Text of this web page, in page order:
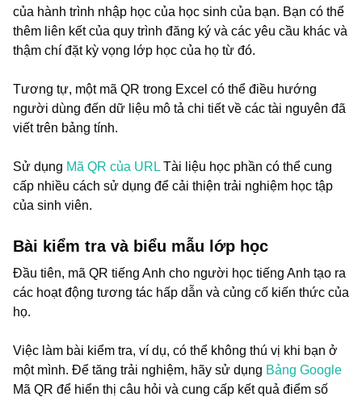
của hành trình nhập học của học sinh của bạn. Bạn có thể
thêm liên kết của quy trình đăng ký và các yêu cầu khác và
thậm chí đặt kỳ vọng lớp học của họ từ đó.
Tương tự, một mã QR trong Excel có thể điều hướng
người dùng đến dữ liệu mô tả chi tiết về các tài nguyên đã
viết trên bảng tính.
Sử dụng Mã QR của URL Tài liệu học phần có thể cung
cấp nhiều cách sử dụng để cải thiện trải nghiệm học tập
của sinh viên.
Bài kiểm tra và biểu mẫu lớp học
Đầu tiên, mã QR tiếng Anh cho người học tiếng Anh tạo ra
các hoạt động tương tác hấp dẫn và củng cố kiến thức của
họ.
Việc làm bài kiểm tra, ví dụ, có thể không thú vị khi bạn ở
một mình. Để tăng trải nghiệm, hãy sử dụng Bảng Google
Mã QR để hiển thị câu hỏi và cung cấp kết quả điểm số